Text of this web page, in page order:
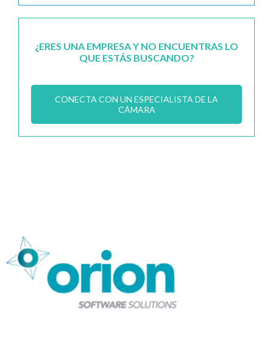
¿ERES UNA EMPRESA Y NO ENCUENTRAS LO
QUE ESTÁS BUSCANDO?
CONECTA CON UN ESPECIALISTA DE LA
CÁMARA